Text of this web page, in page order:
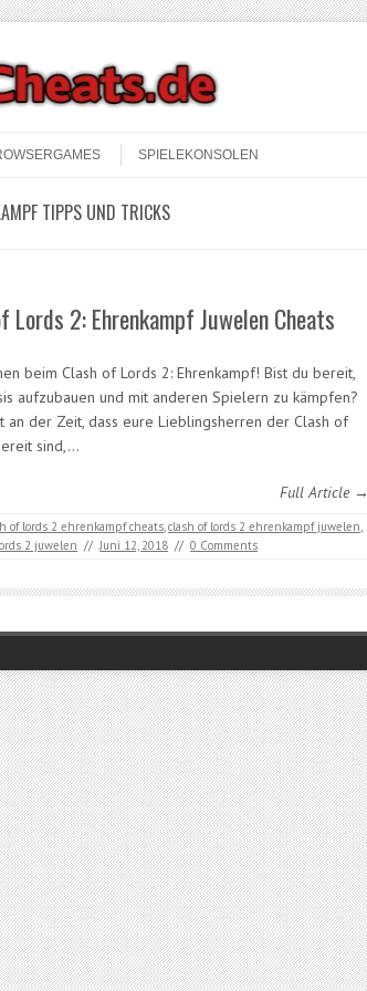
SPIELEKONSOLEN
TIPPS UND TRICKS
Lords 2: Ehrenkampf Juwelen Cheats
beim Clash of Lords 2: Ehrenkampf! Bist du bereit,
aufzubauen und mit anderen Spielern zu kämpfen?
an der Zeit, dass eure Lieblingsherren der Clash of
sind,…
Full Article →
of lords 2 ehrenkampf cheats clash of lords 2 ehrenkampf juwelen
2 juwelen // Juni 12, 2018 // 0 Comments